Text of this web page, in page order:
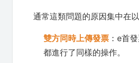
通常這類問題的原因集中在
雙方同時上傳發票 ：e首
都進行了同樣的操作。